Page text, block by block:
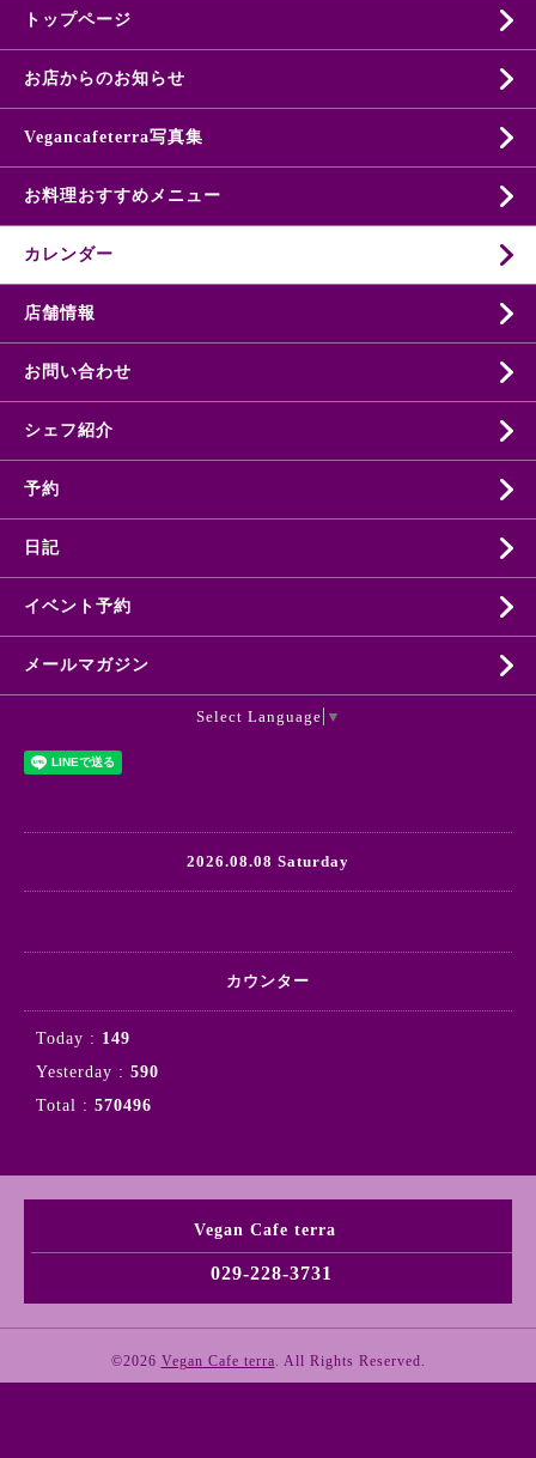
トップページ
お店からのお知らせ
Vegancafeterra写真集
お料理おすすめメニュー
カレンダー
店舗情報
お問い合わせ
シェフ紹介
予約
日記
イベント予約
メールマガジン
Select Language ▼
2026.08.08 Saturday
カウンター
Today : 149
Yesterday : 590
Total : 570496
Vegan Cafe terra
029-228-3731
©2026 Vegan Cafe terra. All Rights Reserved.